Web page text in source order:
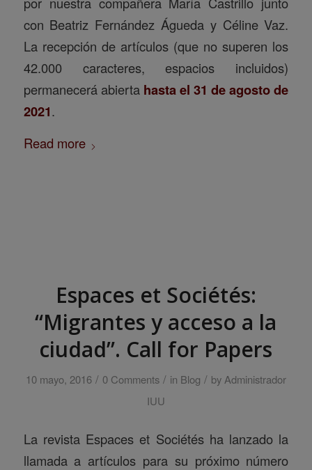
con Beatriz Fernández Águeda y Céline Vaz.
La recepción de artículos (que no superen los
42.000 caracteres, espacios incluidos)
permanecerá abierta hasta el 31 de agosto de
2021.
Read more
Espaces et Sociétés:
“Migrantes y acceso a la
ciudad”. Call for Papers
10 mayo, 2016 / 0 Comments / in Blog / by Administrador
IUU
La revista Espaces et Sociétés ha lanzado la
llamada a artículos para su próximo número